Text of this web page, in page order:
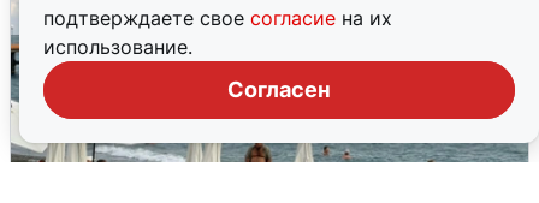
подтверждаете свое согласие на их
использование.
Согласен